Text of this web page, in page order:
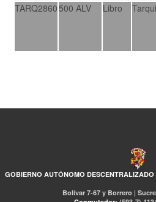
TARQ2860500 ALV Libro Tarqui
GOBIERNO AUTÓNOMO
Bolívar 7-67 y Borrero |